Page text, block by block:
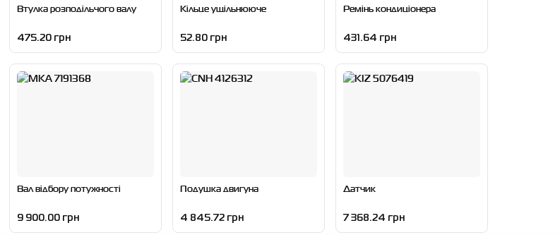
Втулка розподільчого валу
475.20 грн
Кільце ущільнююче
52.80 грн
Ремінь кондиціонера
431.64 грн
Вал відбору потужності
9 900.00 грн
Подушка двигуна
4 845.72 грн
Датчик
7 368.24 грн